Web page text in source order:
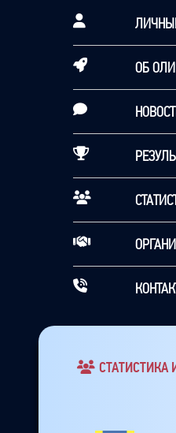
ОБ
СТАТИСТИКА